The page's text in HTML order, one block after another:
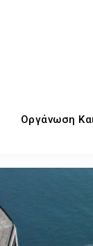
Οργάνωση